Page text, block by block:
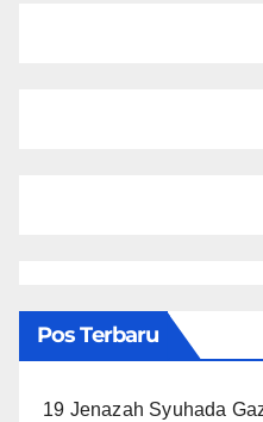
Pos Terbaru
19 Jenazah Syuhada